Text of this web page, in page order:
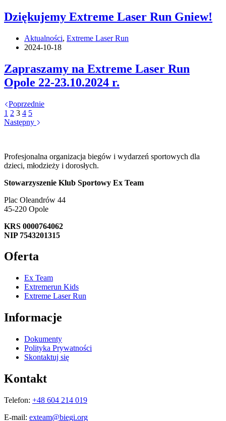
Dziękujemy Extreme Laser Run Gniew!
Aktualności, Extreme Laser Run
2024-10-18
Zapraszamy na Extreme Laser Run
Opole 22-23.10.2024 r.
Poprzednie
1 2 3 4 5
Następny
Profesjonalna organizacja biegów i wydarzeń sportowych dla
dzieci, młodzieży i dorosłych.
Stowarzyszenie Klub Sportowy Ex Team
Plac Oleandrów 44
45-220 Opole
KRS 0000764062
NIP 7543201315
Oferta
Ex Team
Extremerun Kids
Extreme Laser Run
Informacje
Dokumenty
Polityka Prywatności
Skontaktuj się
Kontakt
Telefon: +48 604 214 019
E-mail: exteam@biegi.org